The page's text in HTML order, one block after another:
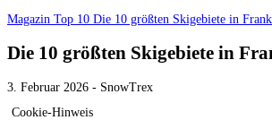
Cookie-Hinweis
Magazin Top 10 Die 10 größten Skigebiete in
Die 10 größten Skigebiete in
3. Februar 2026 - SnowTrex